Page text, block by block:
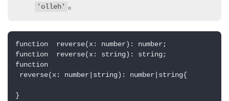
'olleh' 。
function  reverse(x: number): number;
function  reverse(x: string): string;
function
reverse(x: number|string): number|string{
}